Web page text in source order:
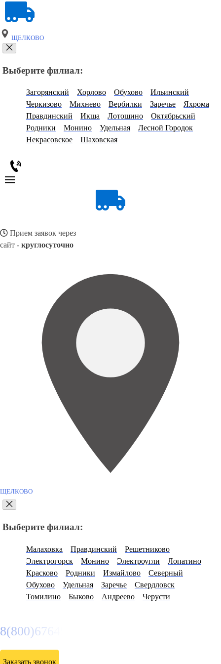
ЩЕЛКОВО
Выберите филиал:
Загорянский Хорлово Обухово
Ильинский
Черкизово
Михнево Вербилки Заречье
Яхрома
Правдинский
Икша Лотошино
Октябрьский
Родники
Монино Удельная
Лесной Городок
Некрасовское
Шаховская
Прием заявок через
сайт - круглосуточно
ЩЕЛКОВО
Выберите филиал:
Малаховка Правдинский
Решетниково
Электрогорск
Монино Электроугли
Лопатино
Красково
Родники Измайлово
Северный
Обухово
Удельная Заречье
Свердловск
Томилино
Быково Андреево Черусти
8(800)6764935
Заказать звонок